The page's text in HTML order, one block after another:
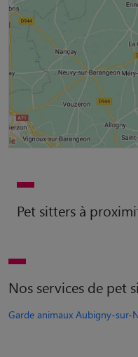
Pet sitters à
Nos services de pet
Garde animaux Aubigny-sur-